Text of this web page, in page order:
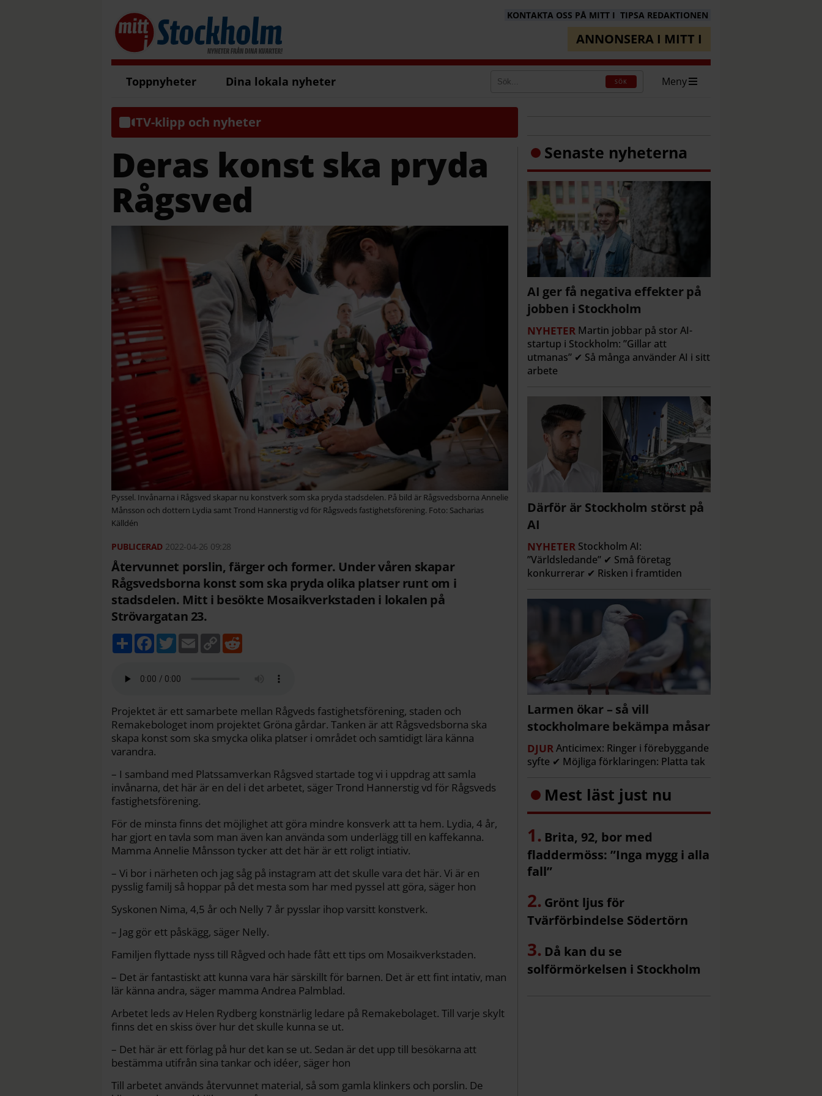
KONTAKTA OSS PÅ MITT I TIPSA REDAKTIONEN
ANNONSERA I MITT I
Toppnyheter Dina lokala nyheter SÖK Meny
TV-klipp och nyheter
Deras konst ska pryda
Rågsved
Pyssel. Invånarna i Rågsved skapar nu konstverk som ska pryda stadsdelen. På bild är Rågsvedsborna Annelie
Månsson och dottern Lydia samt Trond Hannerstig vd för Rågsveds fastighetsförening. Foto: Sacharias
Källdén
2022-04-26 09:28
Återvunnet porslin, färger och former. Under våren skapar
Rågsvedsborna konst som ska pryda olika platser runt om i
stadsdelen. Mitt i besökte Mosaikverkstaden i lokalen på
Strövargatan 23.
D
e
F
b
k
T
w
t
E
m
C
o
k
Projektet är ett samarbete mellan Rågveds fastighetsförening, staden och
Remakebologet inom projektet Gröna gårdar. Tanken är att Rågsvedsborna ska
skapa konst som ska smycka olika platser i området och samtidigt lära känna
varandra.
– I samband med Platssamverkan Rågsved startade tog vi i uppdrag att samla
invånarna, det här är en del i det arbetet, säger Trond Hannerstig vd för Rågsveds
fastighetsförening.
För de minsta finns det möjlighet att göra mindre konsverk att ta hem. Lydia, 4 år,
har gjort en tavla som man även kan använda som underlägg till en kaffekanna.
Mamma Annelie Månsson tycker att det här är ett roligt intiativ.
– Vi bor i närheten och jag såg på instagram att det skulle vara det här. Vi är en
pysslig familj så hoppar på det mesta som har med pyssel att göra, säger hon
Syskonen Nima, 4,5 år och Nelly 7 år pysslar ihop varsitt konstverk.
– Jag gör ett påskägg, säger Nelly.
Familjen flyttade nyss till Rågved och hade fått ett tips om Mosaikverkstaden.
– Det är fantastiskt att kunna vara här särskillt för barnen. Det är ett fint intativ, man
lär känna andra, säger mamma Andrea Palmblad.
Arbetet leds av Helen Rydberg konstnärlig ledare på Remakebolaget. Till varje skylt
finns det en skiss över hur det skulle kunna se ut.
– Det här är ett förlag på hur det kan se ut. Sedan är det upp till besökarna att
bestämma utifrån sina tankar och idéer, säger hon
Till arbetet används återvunnet material, så som gamla klinkers och porslin. De
Senaste nyheterna
AI ger få negativa effekter på
jobben i Stockholm
NYHETER Martin jobbar på stor AI-
startup i Stockholm: ”Gillar att
utmanas” ✔ Så många använder AI i sitt
arbete
Därför är Stockholm störst på
AI
NYHETER Stockholm AI:
”Världsledande” ✔ Små företag
konkurrerar ✔ Risken i framtiden
Larmen ökar – så vill
stockholmare bekämpa måsar
DJURAnticimex: Ringer i förebyggande
syfte ✔ Möjliga förklaringen: Platta tak
Mest läst just nu
Brita, 92, bor med
fladdermöss: ”Inga mygg i alla
fall”
Grönt ljus för
Tvärförbindelse Södertörn
Då kan du se
solförmörkelsen i Stockholm